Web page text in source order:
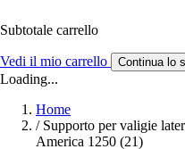
Subtotale carrello
Vedi il mio carrello Continua lo
Loading...
Home
/ Supporto per valigie
America 1250 (21)